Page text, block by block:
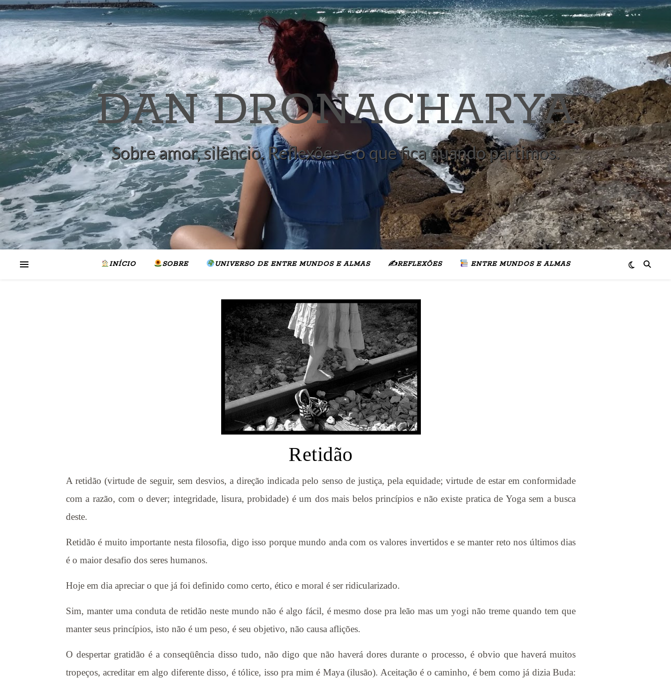
DAN DRONACHARYA
Sobre amor, silêncio. Reflexões e o que fica quando partimos.
INÍCIO SOBRE UNIVERSO DE ENTRE MUNDOS E ALMAS ✍️REFLEXÕES ENTRE MUNDOS E ALMAS
Retidão
A retidão (virtude de seguir, sem desvios, a direção indicada pelo senso de justiça, pela equidade; virtude de estar em conformidade
com a razão, com o dever; integridade, lisura, probidade) é um dos mais belos princípios e não existe pratica de Yoga sem a busca
deste.
Retidão é muito importante nesta filosofia, digo isso porque mundo anda com os valores invertidos e se manter reto nos últimos dias
é o maior desafio dos seres humanos.
Hoje em dia apreciar o que já foi definido como certo, ético e moral é ser ridicularizado.
Sim, manter uma conduta de retidão neste mundo não é algo fácil, é mesmo dose pra leão mas um yogi não treme quando tem que
manter seus princípios, isto não é um peso, é seu objetivo, não causa aflições.
O despertar gratidão é a conseqüência disso tudo, não digo que não haverá dores durante o processo, é obvio que haverá muitos
tropeços, acreditar em algo diferente disso, é tólice, isso pra mim é Maya (ilusão). Aceitação é o caminho, é bem como já dizia Buda: